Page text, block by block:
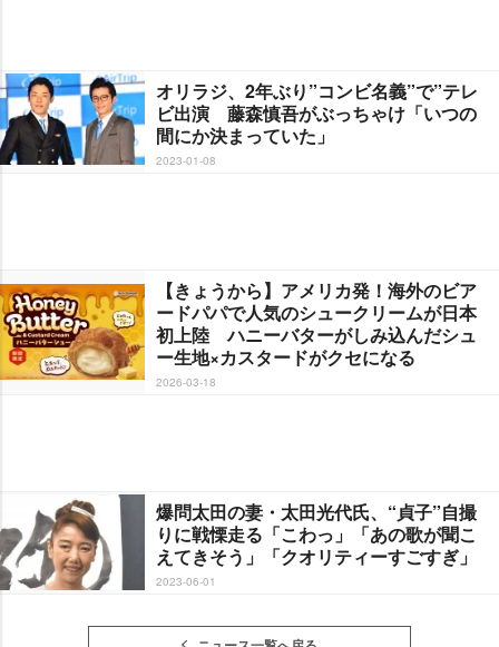
オリラジ、2年ぶり”コンビ名義”で”テレ
ビ出演 藤森慎吾がぶっちゃけ「いつの
間にか決まっていた」
2023-01-08
【きょうから】アメリカ発！海外のビア
ードパパで人気のシュークリームが日本
初上陸 ハニーバターがしみ込んだシュ
ー生地×カスタードがクセになる
2026-03-18
爆問太田の妻・太田光代氏、“貞子”自撮
りに戦慄走る「こわっ」「あの歌が聞こ
えてきそう」「クオリティーすごすぎ」
2023-06-01